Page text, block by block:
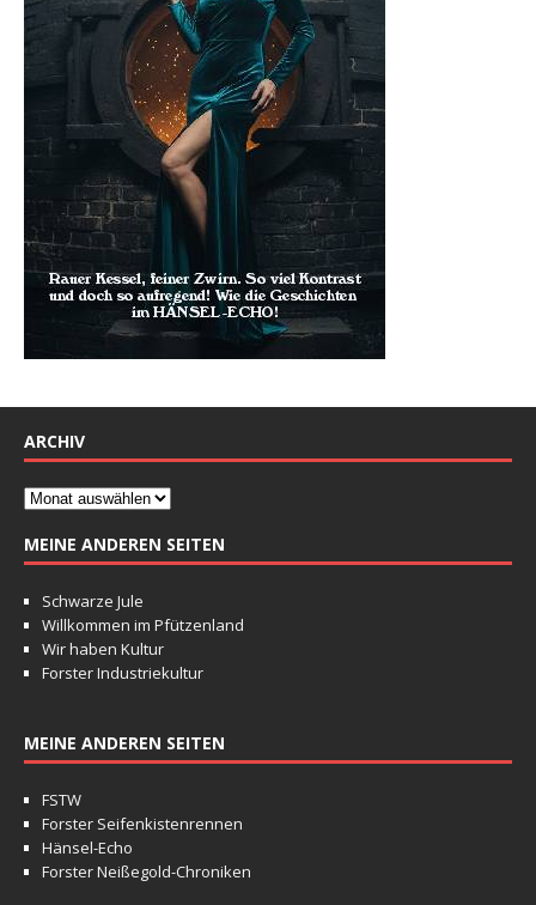
ARCHIV
MEINE ANDEREN SEITEN
Schwarze Jule
Willkommen im Pfützenland
Wir haben Kultur
Forster Industriekultur
MEINE ANDEREN SEITEN
FSTW
Forster Seifenkistenrennen
Hänsel-Echo
Forster Neißegold-Chroniken